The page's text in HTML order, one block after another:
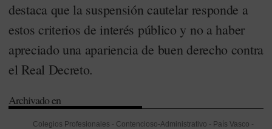
destaca que la suspensión cautelar responde a
estos criterios de interés público y no a haber
apreciado una apariencia de buen derecho contra
el Real Decreto.
Archivado en
Colegios Profesionales - Contencioso-Administrativo - País Vasco -